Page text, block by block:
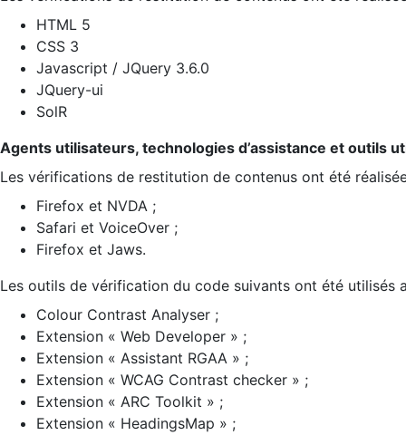
HTML 5
CSS 3
Javascript / JQuery 3.6.0
JQuery-ui
SolR
Agents utilisateurs, technologies d’assistance et outils
Les vérifications de restitution de contenus ont été
Firefox et NVDA ;
Safari et VoiceOver ;
Firefox et Jaws.
Les outils de vérification du code suivants ont été utilisés
Colour Contrast Analyser ;
Extension « Web Developer » ;
Extension « Assistant RGAA » ;
Extension « WCAG Contrast checker » ;
Extension « ARC Toolkit » ;
Extension « HeadingsMap » ;